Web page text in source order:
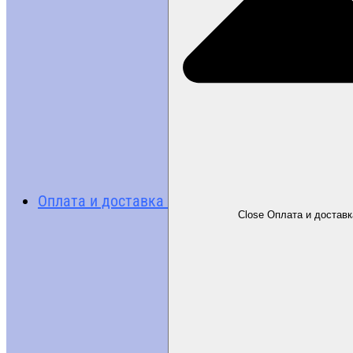
Оплата и доставка
Close Оплата и